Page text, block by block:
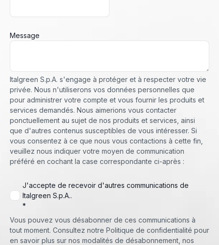
Message
Italgreen S.p.A. s'engage à protéger et à respecter votre vie
privée. Nous n'utiliserons vos données personnelles que
pour administrer votre compte et vous fournir les produits et
services demandés. Nous aimerions vous contacter
ponctuellement au sujet de nos produits et services, ainsi
que d'autres contenus susceptibles de vous intéresser. Si
vous consentez à ce que nous vous contactions à cette fin,
veuillez nous indiquer votre moyen de communication
préféré en cochant la case correspondante ci-après :
J'accepte de recevoir d'autres communications de
Italgreen S.p.A..
*
Vous pouvez vous désabonner de ces communications à
tout moment. Consultez notre Politique de confidentialité pour
en savoir plus sur nos modalités de désabonnement, nos